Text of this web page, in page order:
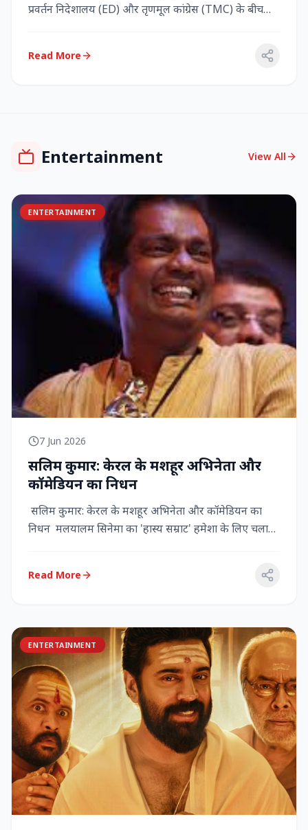
प्रवर्तन निदेशालय (ED) और तृणमूल कांग्रेस (TMC) के बीच
Read More
Entertainment View All
ENTERTAINMENT
7 Jun 2026
सलिम कुमार: केरल के मशहूर अभिनेता और
कॉमेडियन का निधन
सलिम कुमार: केरल के मशहूर अभिनेता और कॉमेडियन का
निधन मलयालम सिनेमा का 'हास्य सम्राट' हमेशा के लिए चला
Read More
ENTERTAINMENT